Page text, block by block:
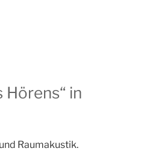
in
Raumakustik.